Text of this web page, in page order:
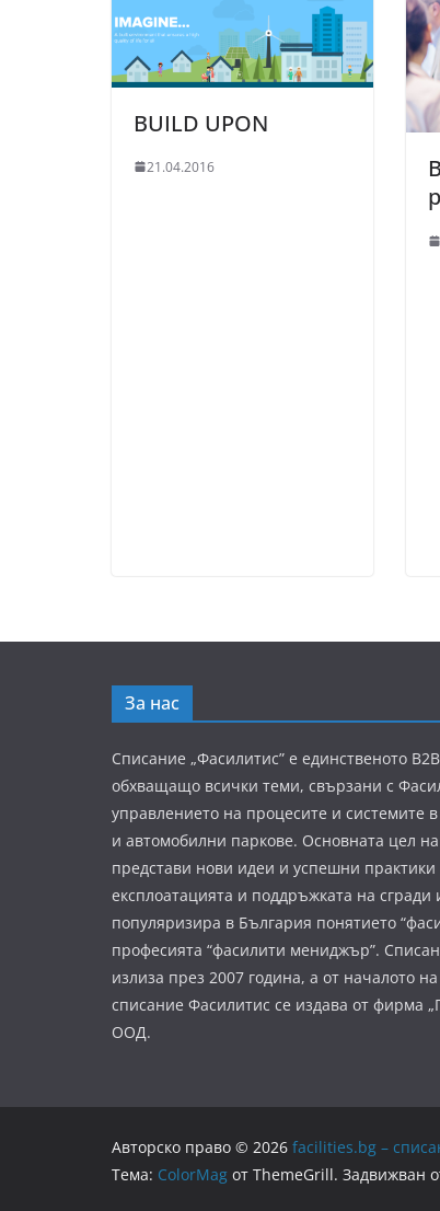
BUILD UPON
21.04.2016
За нас
Списание „Фасилитис” е единственото
обхващащо всички теми, свързани с
управлението на процесите и системите
и автомобилни паркове. Основната цел
представи нови идеи и успешни практики
експлоатацията и поддръжката на
популяризира в България понятието
професията “фасилити мениджър”.
излиза през 2007 година, а от началото
списание Фасилитис се издава от фирма
ООД.
Авторско право © 2026 facilities.bg –
Тема: ColorMag от ThemeGrill. Задвижван